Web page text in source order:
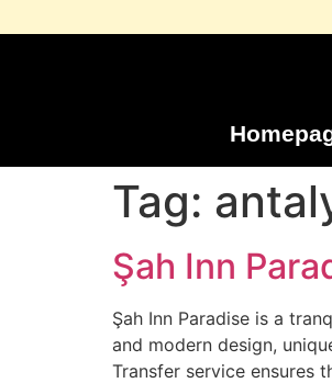
Tag:
Şah Inn
Şah Inn Paradise is a
and modern design,
Transfer service ensures